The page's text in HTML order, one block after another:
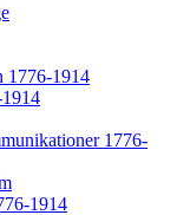
1776-1914
1776-
1914